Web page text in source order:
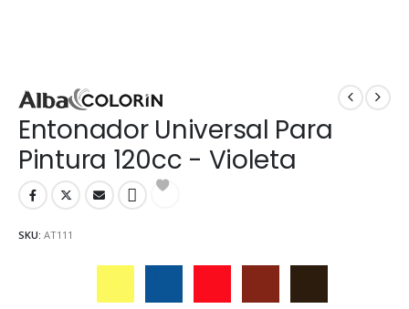
Entonador Universal Para
Pintura 120cc - Violeta
SKU: AT111